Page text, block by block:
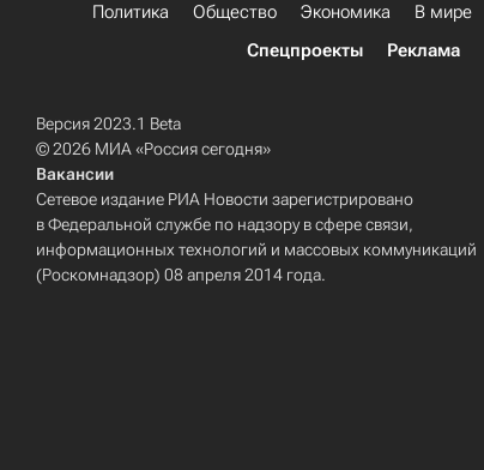
Политика Общество Экономика В мире
Спецпроекты
Реклама
Версия 2023.1 Beta
© 2026 МИА «Россия сегодня»
Вакансии
Сетевое издание РИА Новости зарегистрировано
в Федеральной службе по надзору в сфере связи,
информационных технологий и массовых коммуникаций
(Роскомнадзор) 08 апреля 2014 года.